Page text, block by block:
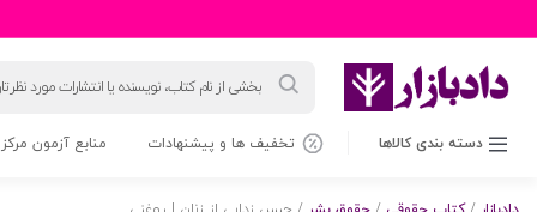
محصولات
دسته بندی کالاها تخفیف ها و پیشنهادات منابع آزمون